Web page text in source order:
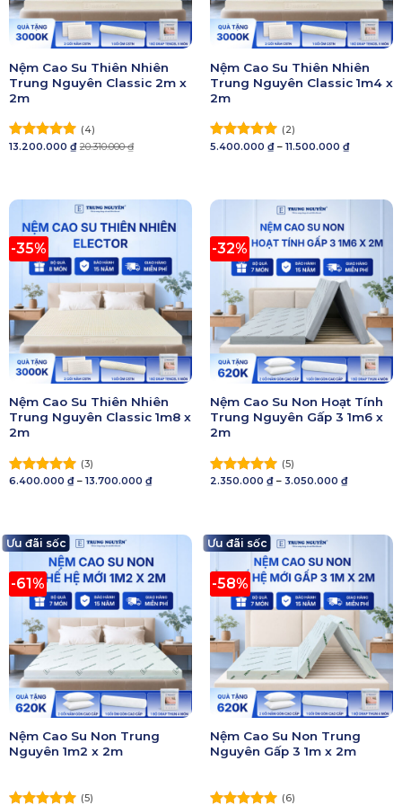
Nệm Cao Su Thiên Nhiên
Trung Nguyên Classic 2m x
2m
Được xếp
(4)
13.200.000 ₫ 20.310.000₫
Nệm Cao Su Thiên Nhiên
Trung Nguyên Classic 1m4 x
2m
Được xếp
(2)
5.400.000 ₫ – 11.500.000 ₫Khoảng
giá:
-35%
Nệm Cao Su Thiên Nhiên
Trung Nguyên Classic 1m8 x
2m
Được xếp
(3)
6.400.000 ₫ – 13.700.000 ₫Khoảng
giá:
-32%
Nệm Cao Su Non Hoạt Tính
Trung Nguyên Gấp 3 1m6 x
2m
Được xếp
(5)
2.350.000 ₫ – 3.050.000 ₫Khoảng
giá:
-61%
Ưu đãi sốc
Nệm Cao Su Non Trung
Nguyên 1m2 x 2m
(5)
-58%
Ưu đãi sốc
Nệm Cao Su Non Trung
Nguyên Gấp 3 1m x 2m
(6)